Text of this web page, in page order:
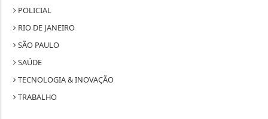
POLICIAL
RIO DE JANEIRO
SÃO PAULO
SAÚDE
TECNOLOGIA & INOVAÇÃO
TRABALHO